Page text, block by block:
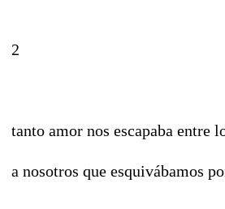
2
tanto amor nos escapaba entre
a nosotros que esquivábamos